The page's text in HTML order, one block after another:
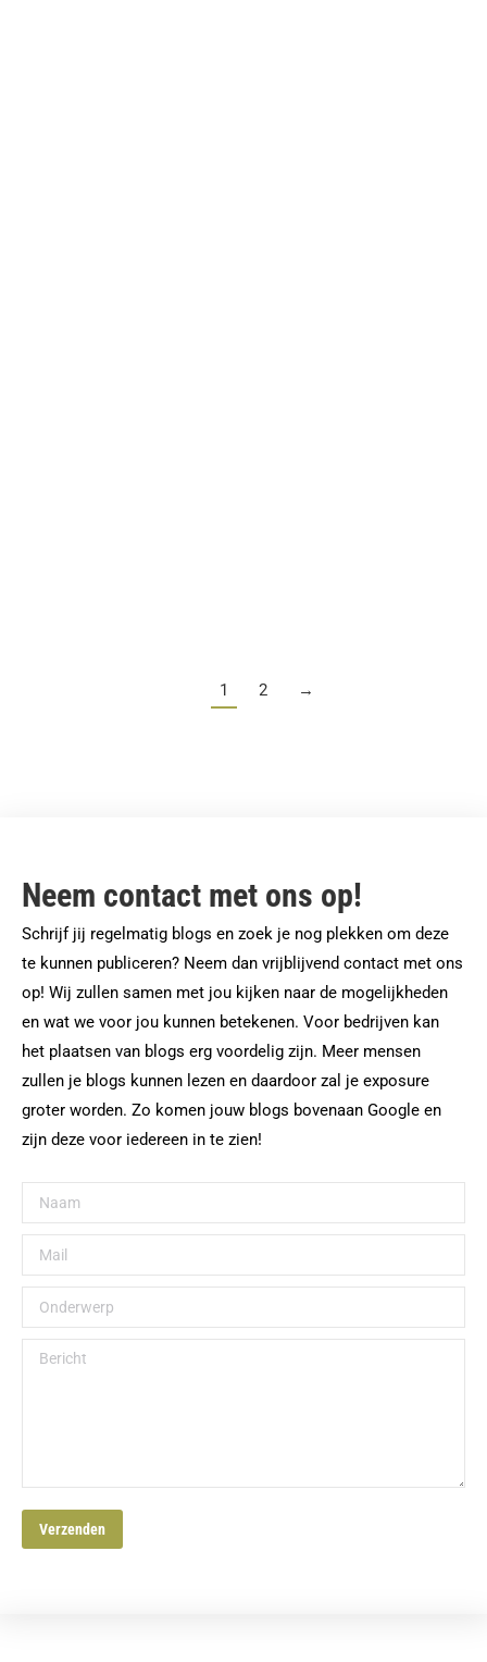
1 2 →
Neem contact met ons op!
Schrijf jij regelmatig blogs en zoek je nog plekken om deze
te kunnen publiceren? Neem dan vrijblijvend contact met ons
op! Wij zullen samen met jou kijken naar de mogelijkheden
en wat we voor jou kunnen betekenen. Voor bedrijven kan
het plaatsen van blogs erg voordelig zijn. Meer mensen
zullen je blogs kunnen lezen en daardoor zal je exposure
groter worden. Zo komen jouw blogs bovenaan Google en
zijn deze voor iedereen in te zien!